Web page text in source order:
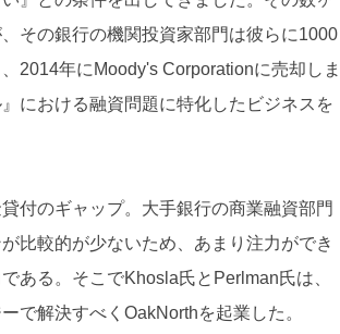
その銀行の機関投資家部門は彼らに1000
2014年にMoody's Corporationに売却しま
における融資問題に特化したビジネスを
付のギャップ。大手銀行の商業融資部門
比較的が少ないため、あまり注力ができ
ある。そこでKhosla氏とPerlman氏は、
で解決すべくOakNorthを起業した。